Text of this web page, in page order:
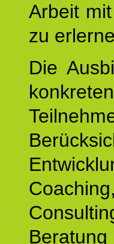
Arbeit
zu
Die